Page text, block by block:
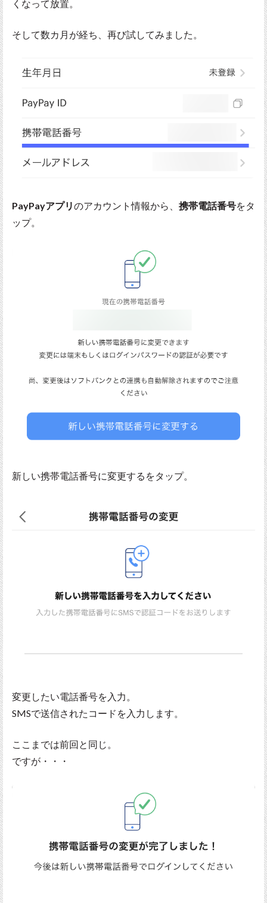
くなって放置。
そして数カ月が経ち、再び試してみました。
PayPayアプリのアカウント情報から、 携帯電話番号をタ
ップ。
新しい携帯電話番号に変更するをタップ。
変更したい電話番号を入力。
SMSで送信されたコードを入力します。
ここまでは前回と同じ。
ですが・・・